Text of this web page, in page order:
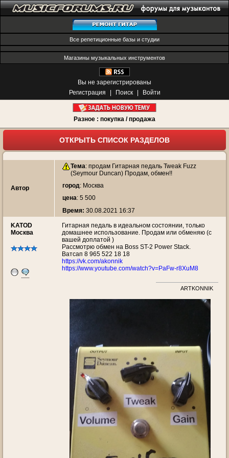
Все репетиционные базы и студии
Магазины музыкальных инструментов
Вы не зарегистрированы
Регистрация
Поиск Войти
Разное : покупка / продажа
ОТКРЫТЬ СПИСОК РАЗДЕЛОВ
Автор
Тема: продам Гитарная педаль Tweak Fuzz
(Seymour Duncan) Продам, обмен!!
город: Москва
цена: 5 500
Время: 30.08.2021 16:37
KATOD
Москва
Гитарная педаль в идеальном состоянии, только
домашнее использование. Продам или обменяю (с
вашей доплатой )
Рассмотрю обмен на Boss ST-2 Power Stack.
Ватсап 8 965 522 18 18
https://vk.com/akonnik
https://www.youtube.com/watch?v=PaFw-r8XuM8
ARTKONNIK